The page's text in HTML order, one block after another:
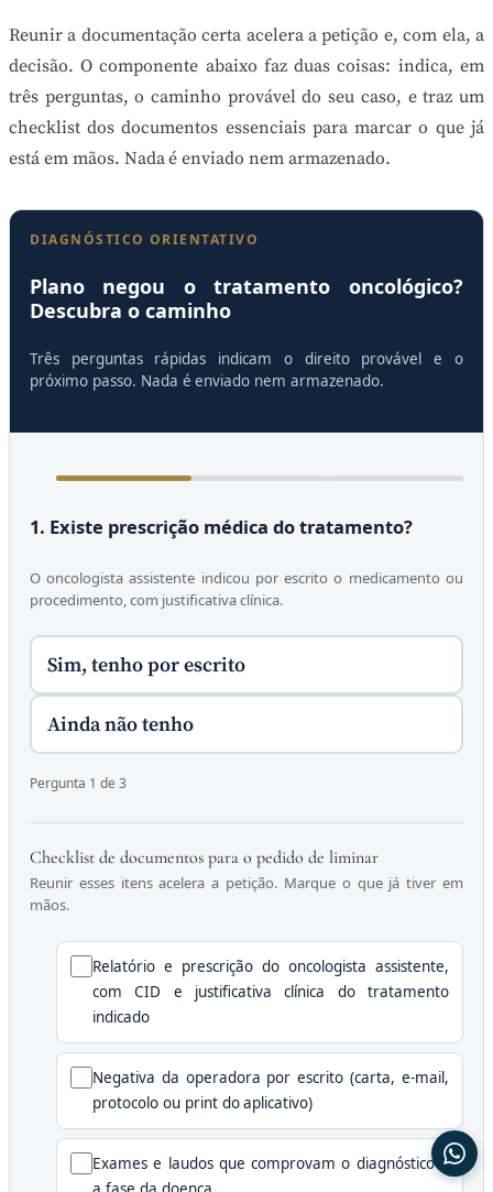
Reunir a documentação certa acelera a petição e, com ela, a
decisão. O componente abaixo faz duas coisas: indica, em
três perguntas, o caminho provável do seu caso, e traz um
checklist dos documentos essenciais para marcar o que já
está em mãos. Nada é enviado nem armazenado.
DIAGNÓSTICO ORIENTATIVO
Plano negou o tratamento oncológico?
Descubra o caminho
Três perguntas rápidas indicam o direito provável e o
próximo passo. Nada é enviado nem armazenado.
1. Existe prescrição médica do tratamento?
O oncologista assistente indicou por escrito o medicamento ou
procedimento, com justificativa clínica.
Sim, tenho por escrito
Ainda não tenho
Pergunta 1 de 3
Checklist de documentos para o pedido de liminar
Reunir esses itens acelera a petição. Marque o que já tiver em
mãos.
Relatório e prescrição do oncologista assistente,
com CID e justificativa clínica do tratamento
indicado
Negativa da operadora por escrito (carta, e-mail,
protocolo ou print do aplicativo)
Exames e laudos que comprovam o diagnóstico e